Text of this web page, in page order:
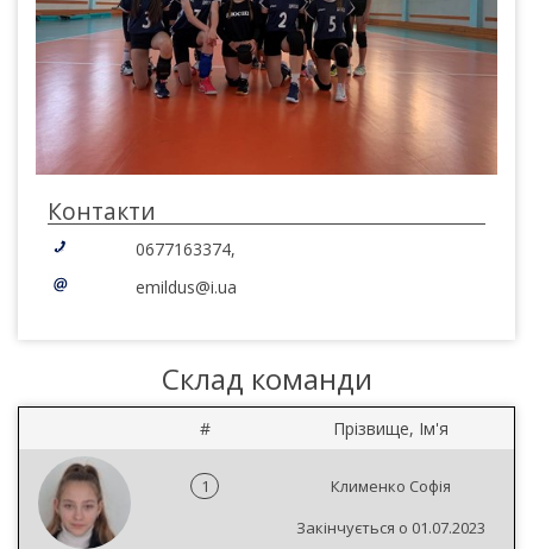
Контакти
0677163374,
emildus@i.ua
Склад команди
# Прізвище, Ім'я
1
Клименко Софія
Закінчується о 01.07.2023